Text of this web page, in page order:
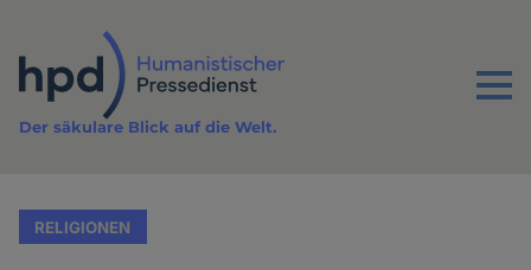
Inhalt
Menu
Der säkulare Blick auf die Welt.
RELIGIONEN